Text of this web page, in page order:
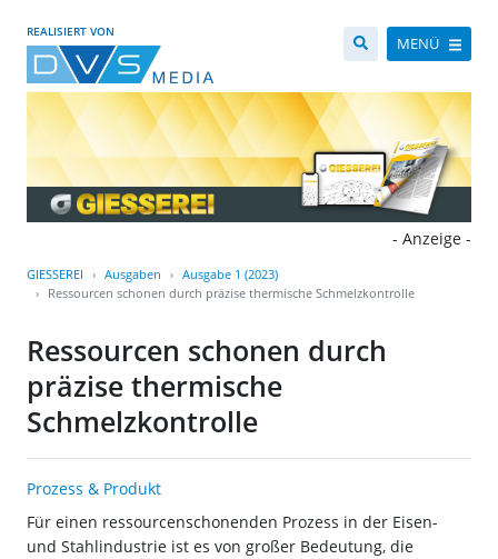
REALISIERT VON
MENÜ
- Anzeige -
GIESSEREI Ausgaben
Ausgabe 1 (2023)
Ressourcen schonen durch präzise thermische Schmelzkontrolle
Ressourcen schonen durch
präzise thermische
Schmelzkontrolle
Prozess & Produkt
Für einen ressourcenschonenden Prozess in der Eisen-
und Stahlindustrie ist es von großer Bedeutung, die